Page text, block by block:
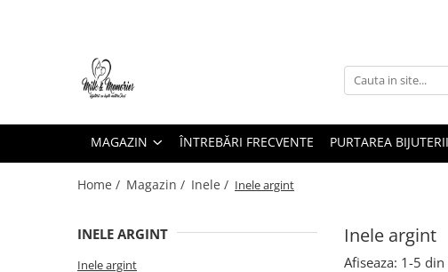
Brățări aur
Brățări argint
Cercei argint
MAGAZIN ÎNTREBĂRI FRECVENTE PURTAREA
Home / Magazin / Inele / Inele argint
Inele argint
INELE ARGINT
Inele argint
Afiseaza: 1-5 din